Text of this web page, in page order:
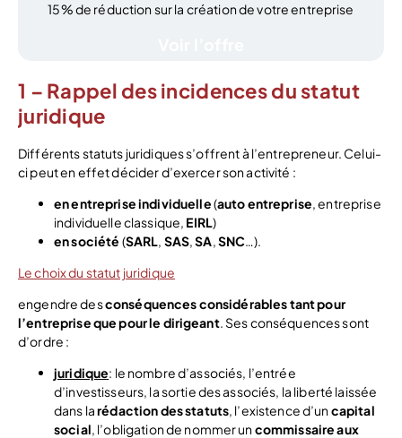
15% de réduction sur la création de votre entreprise
1 – Rappel des incidences du statut
juridique
Différents statuts juridiques s’offrent à l’entrepreneur. Celui-
ci peut en effet décider d’exercer son activité :
en entreprise individuelle(auto entreprise, entreprise
individuelle classique, EIRL)
en société (SARL, SAS,SA,SNC…).
Le choix du statut juridique
engendre desconséquences considérables tant pour
l’entreprise que pour le dirigeant. Ses conséquences sont
d’ordre :
juridique: le nombre d’associés, l’entrée
d’investisseurs, la sortie des associés, la liberté laissée
dans larédaction des statuts, l’existence d’uncapital
social, l’obligation de nommer uncommissaire aux